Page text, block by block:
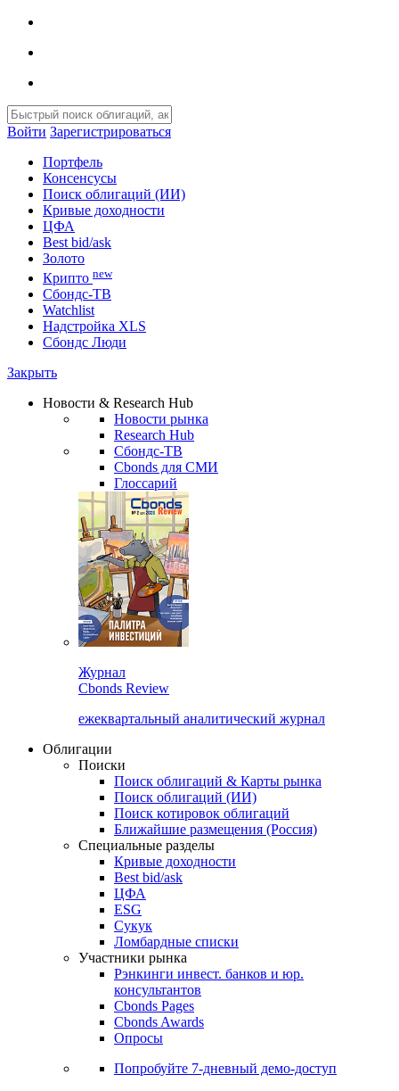
Войти Зарегистрироваться
Портфель
Консенсусы
Поиск облигаций (ИИ)
Кривые доходности
ЦФА
Best bid/ask
Золото
Крипто new
Сбондс-ТВ
Watchlist
Надстройка XLS
Сбондс Люди
Закрыть
Новости & Research Hub
Новости рынка
Research Hub
Сбондс-ТВ
Cbonds для СМИ
Глоссарий
Журнал
Cbonds Review
ежеквартальный аналитический журнал
Облигации
Поиски
Поиск облигаций & Карты рынка
Поиск облигаций (ИИ)
Поиск котировок облигаций
Ближайшие размещения (Россия)
Специальные разделы
Кривые доходности
Best bid/ask
ЦФА
ESG
Сукук
Ломбардные списки
Участники рынка
Рэнкинги инвест. банков и юр.
консультантов
Cbonds Pages
Cbonds Awards
Опросы
Попробуйте 7-дневный демо-доступ